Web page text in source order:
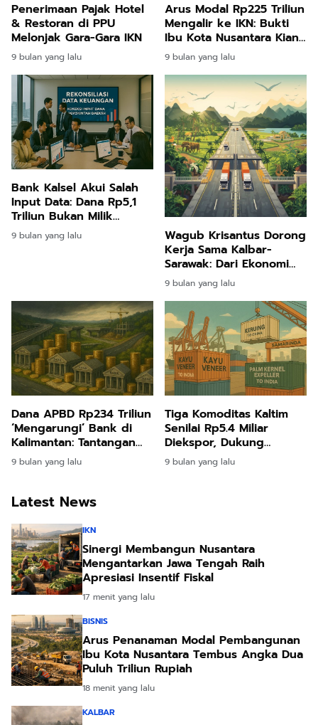
Penerimaan Pajak Hotel
& Restoran di PPU
Melonjak Gara-Gara IKN
9 bulan yang lalu
Arus Modal Rp225 Triliun
Mengalir ke IKN: Bukti
Ibu Kota Nusantara Kian
Nyata dan Tak Bisa
Mundur
9 bulan yang lalu
Bank Kalsel Akui Salah
Input Data: Dana Rp5,1
Triliun Bukan Milik
Pemkot Banjarbaru, Tapi
Pemprov Kalsel
9 bulan yang lalu
Wagub Krisantus Dorong
Kerja Sama Kalbar-
Sarawak: Dari Ekonomi
hingga Pariwisata,
Peluang Baru Terbuka
9 bulan yang lalu
Dana APBD Rp234 Triliun
‘Mengarungi’ Bank di
Kalimantan: Tantangan
Eksekusi dan Implikasi
Ekonomi Daerah
9 bulan yang lalu
Tiga Komoditas Kaltim
Senilai Rp5.4 Miliar
Diekspor, Dukung
Hilirisasi Nasional
9 bulan yang lalu
Latest News
IKN
Sinergi Membangun Nusantara
Mengantarkan Jawa Tengah Raih
Apresiasi Insentif Fiskal
17 menit yang lalu
BISNIS
Arus Penanaman Modal Pembangunan
Ibu Kota Nusantara Tembus Angka Dua
Puluh Triliun Rupiah
18 menit yang lalu
KALBAR